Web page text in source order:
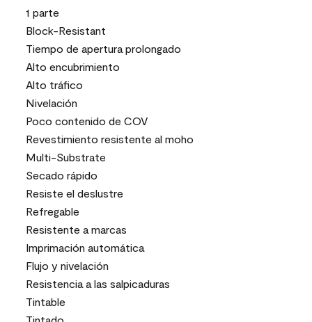
1 parte
Block-Resistant
Tiempo de apertura prolongado
Alto encubrimiento
Alto tráfico
Nivelación
Poco contenido de COV
Revestimiento resistente al moho
Multi-Substrate
Secado rápido
Resiste el deslustre
Refregable
Resistente a marcas
Imprimación automática
Flujo y nivelación
Resistencia a las salpicaduras
Tintable